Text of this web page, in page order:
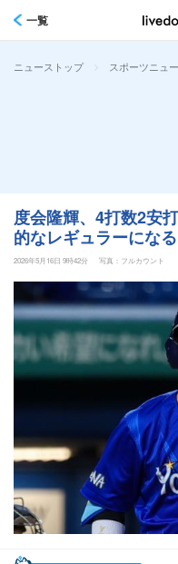
一覧
ニューストップ > スポーツニュ
度会隆輝、4打数2安
的なレギュラーにな
2026年5月16日 9時42分
写真：フルカウント